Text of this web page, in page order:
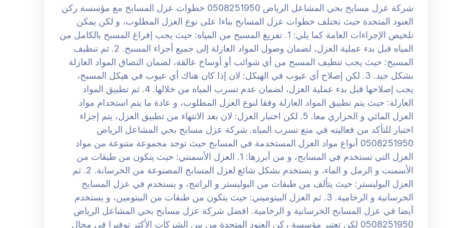
شركة عزل مسابح بحي المشاعل الرياض 0508251950 خطوات عزل المسابح مع مؤسسة ركن
العنود المتحدة حيث تختلف خطوات عزل المسابح بناءا على نوع العزل المطلوب، و لكن يمكن
تلخيص الإجراءات العامة كما يلي: 1. تفريغ المسبح من المياه: حيث يجب إفراغ المسبح بالكامل من
المياه قبل بدء عملية العزل، لضمان وصول المواد العازلة إلى جميع أجزاء المسبح. 2. ثم تنظيف
المسبح: حيث يجب تنظيف المسبح من أي شوائب أو أوساخ عالقة، لضمان التصاق المواد العازلة
بشكل جيد. 3. لكن إصلاح أي عيوب في الهيكل: لان إذا كان هناك أي عيوب في هيكل المسبح،
يجب إصلاحها قبل بدء عملية العزل، لضمان عدم تسرب المياه من خلالها. 4. ثم تطبيق المواد
العازلة: حيث يتم تطبيق المواد العازلة وفقا لنوع العزل المطلوب، و عادة ما يتم استخدام مواد
العزل المائي و الحراري معا. 5. لكن اختبار العزل: لان بعد الانتهاء من تطبيق العزل، يتم إجراء
اختبار للتأكد من فعاليته في منع تسرب المياه. شركة عزل مسابح بحي المشاعل الرياض
0508251950 أنواع مواد العزل المستخدمة في المسابح حيث توجد مجموعة متنوعة من مواد
العزل التي تستخدم في المسابح، و من أبرزها: 1. العزل الأسمنتي: حيث يتكون من طبقات من
الأسمنت و الرمل و الماء، و يستخدم بشكل شائع لعزل المسابح المصنوعة من الخرسانة. 2. ثم
العزل البوليستر: حيث يتألف من طبقات من البوليستر و الراتنج، و يستخدم في عزل المسابح
الخرسانية و الرخامية. 3. ثم العزل البيتوميني: حيث يتكون من طبقات من البيتومين، و يستخدم
أيضا في عزل المسابح الخرسانية و الرخامية. افضل شركة عزل مسابح بحي المشاعل الرياض
0508251950 لكن تعتبر مؤسسة ركن العنود المتحدة من بين الشركات الأكثر توفيرا في مجال